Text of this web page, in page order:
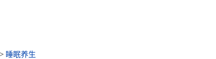
> 睡眠养生